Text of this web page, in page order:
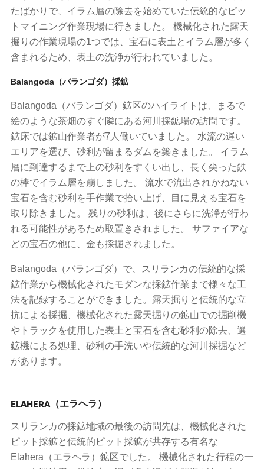
たばかりで、イラム層の除去を始めていた伝統的なピッ
トマイニング作業現場に行きました。 機械化された露天
掘りの作業現場の1つでは、宝石に表土とイラム層が多く
含まれるため、表土の洗浄が行われていました。
Balangoda（バランゴダ）採鉱
Balangoda（バランゴダ）鉱区のハイライトは、まるで
絵のような茶畑のすぐ隣にある河川採鉱場の訪問です。
鉱床では鉱山作業者が7人働いていました。 水流の遅い
エリアを選び、砂利が留まるダムを築きました。 イラム
層に到達するまで上の砂利をすくい出し、長く尖った鉄
の棒でイラム層を崩しました。 流水で流出されかねない
宝石を含む砂利を手作業で拾い上げ、目に見える宝石を
取り除きました。 残りの砂利は、後にさらに洗浄が行わ
れる可能性があるため取置きされました。 サファイアな
どの宝石の他に、金も採掘されました。
Balangoda（バランゴダ）で、スリランカの伝統的な採
鉱作業から機械化されたモダンな採鉱作業まで様々な工
法を記録することができました。露天掘りと伝統的な立
抗による採掘、機械化された露天掘りの鉱山での掘削機
やトラックを使用した表土と宝石を含む砂利の除去、選
鉱機による処理、砂利の手洗いや伝統的な河川採掘など
があります。
ELAHERA（エラヘラ）
スリランカの採鉱地域の最後の訪問先は、機械化された
ピット採鉱と伝統的ピット採鉱が共存する有名な
Elahera（エラヘラ）鉱区でした。 機械化された行程の一